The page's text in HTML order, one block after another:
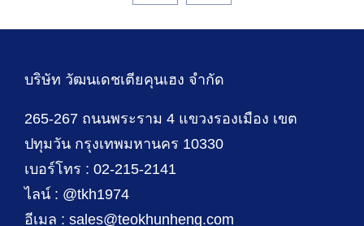
บริษัท วัฒนเดชเตียคุนเฮง จำกัด
265-267 ถนนพระราม 4 แขวงรองเมือง เขต
ปทุมวัน กรุงเทพมหานคร 10330
เบอร์โทร : 02-215-2141
ไลน์ : @tkh1974
อีเมล : sales@teokhunheng.com